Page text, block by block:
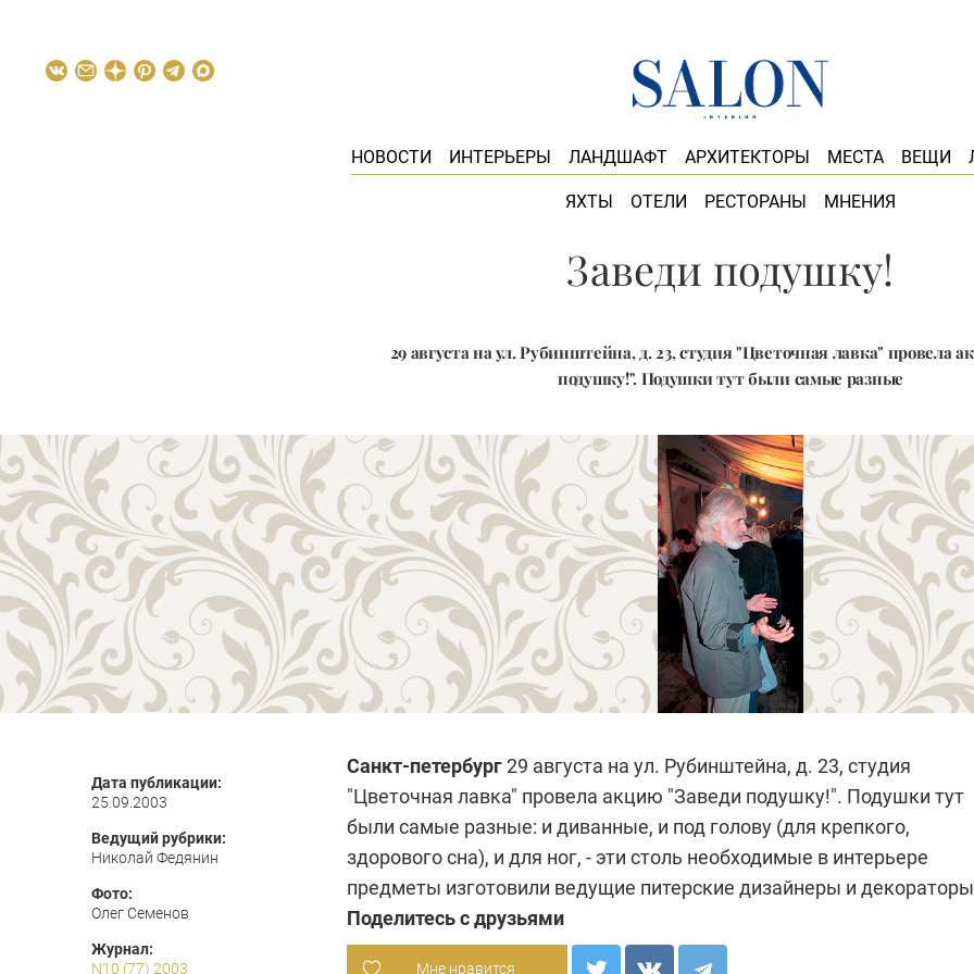
НОВОСТИ ИНТЕРЬЕРЫ ЛАНДШАФТ АРХИТЕКТОРЫ МЕСТА ВЕЩИ
ЯХТЫ ОТЕЛИ РЕСТОРАНЫ МНЕНИЯ
Заведи подушку!
29 августа на ул. Рубинштейна, д. 23, студия "Цветочная лавка" провела
подушку!". Подушки тут были самые разные
Дата публикации:
25.09.2003
Ведущий рубрики:
Николай Федянин
Фото:
Олег Семенов
Журнал:
N10 (77) 2003
Санкт-петербург29 августа на ул. Рубинштейна, д. 23, студия
"Цветочная лавка" провела акцию "Заведи подушку!". Подушки тут
были самые разные: и диванные, и под голову (для крепкого,
здорового сна), и для ног, - эти столь необходимые в интерьере
предметы изготовили ведущие питерские дизайнеры и
Поделитесь с друзьями
Мне нравится